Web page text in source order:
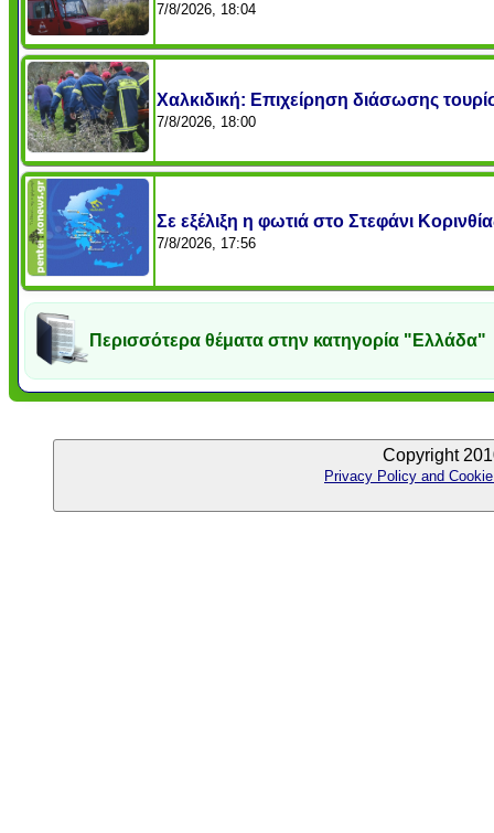
7/8/2026, 18:04
Χαλκιδική: Επιχείρηση διάσωσης
7/8/2026, 18:00
Σε εξέλιξη η φωτιά στο Στεφάνι
7/8/2026, 17:56
Περισσότερα θέματα στην κατηγορία "Ελλάδα"
Copyright
Privacy Policy and